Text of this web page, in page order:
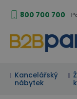
800 700 700
Kancelářský
nábytek